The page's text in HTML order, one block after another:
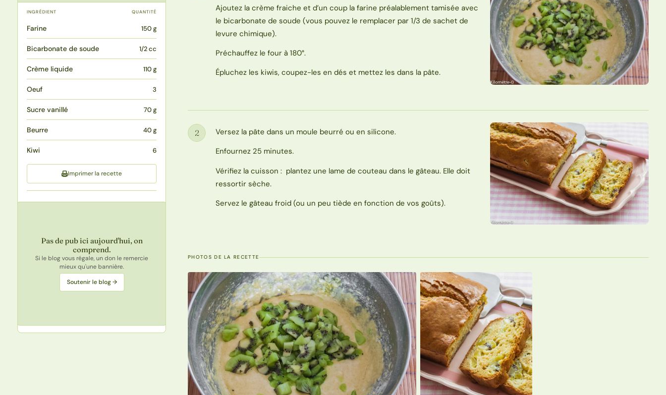
INGRÉDIENT QUANTITÉ
Farine 150 g
Bicarbonate de soude 1/2 cc
Crème liquide 110 g
Oeuf 3
Sucre vanillé 70 g
Beurre 40 g
Kiwi 6
Imprimer la recette
Pas de pub ici aujourd'hui, on
comprend.
Si le blog vous régale, un don le remercie
mieux qu'une bannière.
Soutenir le blog →
Ajoutez la crème fraiche et d’un coup la farine préalablement tamisée avec
le bicarbonate de soude (vous pouvez le remplacer par 1/3 de sachet de
levure chimique).
Préchauffez le four à 180°.
Épluchez les kiwis, coupez-les en dés et mettez les dans la pâte.
Étape
2
Versez la pâte dans un moule beurré ou en silicone.
Enfournez 25 minutes.
Vérifiez la cuisson : plantez une lame de couteau dans le gâteau. Elle doit
ressortir sèche.
Servez le gâteau froid (ou un peu tiède en fonction de vos goûts).
PHOTOS DE LA RECETTE